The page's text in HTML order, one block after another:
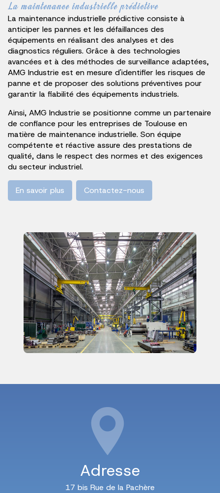
La maintenance industrielle prédictive
La maintenance industrielle prédictive consiste à
anticiper les pannes et les défaillances des
équipements en réalisant des analyses et des
diagnostics réguliers. Grâce à des technologies
avancées et à des méthodes de surveillance adaptées,
AMG Industrie est en mesure d'identifier les risques de
panne et de proposer des solutions préventives pour
garantir la fiabilité des équipements industriels.
Ainsi, AMG Industrie se positionne comme un partenaire
de confiance pour les entreprises de Toulouse en
matière de maintenance industrielle. Son équipe
compétente et réactive assure des prestations de
qualité, dans le respect des normes et des exigences
du secteur industriel.
En savoir plus Contactez-nous
Adresse
17 bis Rue de la Pachère